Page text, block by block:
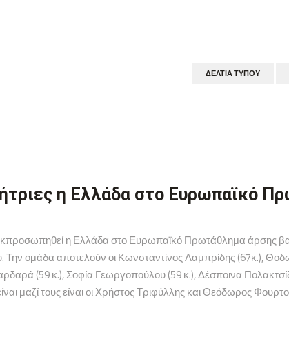
ΔΕΛΤΊΑ ΤΎΠΟΥ
η Ελλάδα στο Ευρωπαϊκό
εκπροσωπηθεί η Ελλάδα στο Ευρωπαϊκό Πρωτάθλημα άρσης
Την ομάδα αποτελούν οι Κωνσταντίνος Λαμπρίδης (67κ.),
(59 κ.), Σοφία Γεωργοπούλου (59 κ.), Δέσποινα
μαζί τους είναι οι Χρήστος Τριφύλλης και Θεόδωρος